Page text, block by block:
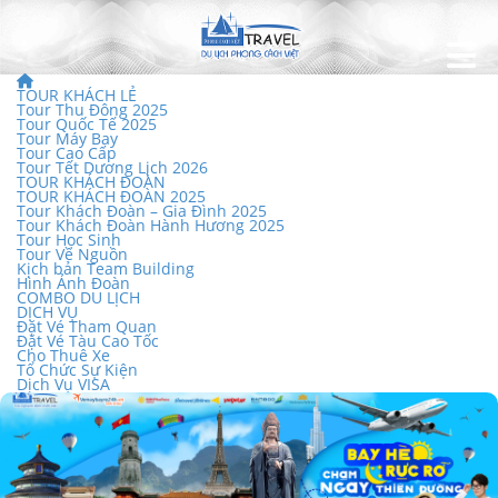
TOUR KHÁCH LẺ
Tour Thu Đông 2025
Tour Quốc Tế 2025
Tour Máy Bay
Tour Cao Cấp
Tour Tết Dương Lịch 2026
TOUR KHÁCH ĐOÀN
TOUR KHÁCH ĐOÀN 2025
Tour Khách Đoàn – Gia Đình 2025
Tour Khách Đoàn Hành Hương 2025
Tour Học Sinh
Tour Về Nguồn
Kịch bản Team Building
Hình Ảnh Đoàn
COMBO DU LỊCH
DỊCH VỤ
Đặt Vé Tham Quan
Đặt Vé Tàu Cao Tốc
Cho Thuê Xe
Tổ Chức Sự Kiện
Dịch Vụ VISA